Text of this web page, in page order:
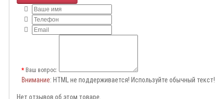
Ваш вопрос:
Внимание: HTML не поддерживается! Используйте обычный текст!
Нет отзывов об этом товаре.